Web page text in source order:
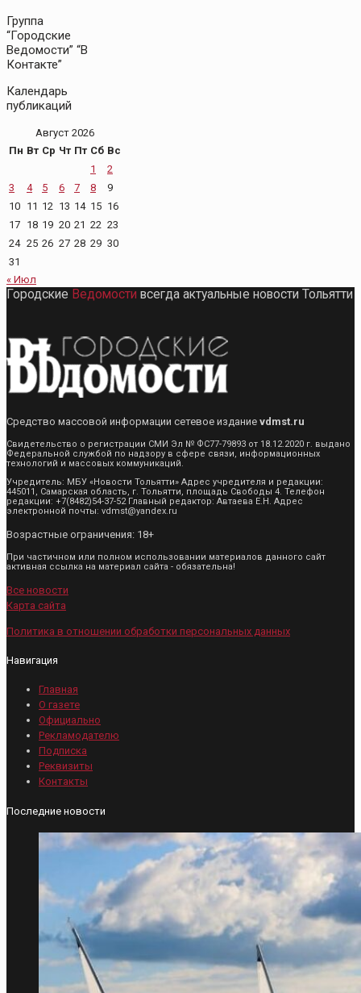
Группа
“Городские
Ведомости” “В
Контакте”
Календарь
публикаций
Август 2026
Пн Вт Ср Чт Пт Сб Вс
1
2
3
4 5 6 7 8
9
10 11 12 13 14 15 16
17 18 19 20 21 22 23
24 25 26 27 28 29 30
31
« Июл
Городские Ведомости всегда актуальные новости Тольятти
Средство массовой информации сетевое издание vdmst.ru
Свидетельство о регистрации СМИ Эл № ФС77-79893 от 18.12.2020 г. выдано
Федеральной службой по надзору в сфере связи, информационных
технологий и массовых коммуникаций.
Учредитель: МБУ «Новости Тольятти» Адрес учредителя и редакции:
445011, Самарская область, г. Тольятти, площадь Свободы 4. Телефон
редакции: +7(8482)54-37-52 Главный редактор: Автаева Е.Н. Адрес
электронной почты: vdmst@yandex.ru
Возрастные ограничения: 18+
При частичном или полном использовании материалов данного сайт
активная ссылка на материал сайта - обязательна!
Все новости
Карта сайта
Политика в отношении обработки персональных данных
Навигация
Главная
О газете
Официально
Рекламодателю
Подписка
Реквизиты
Контакты
Последние новости